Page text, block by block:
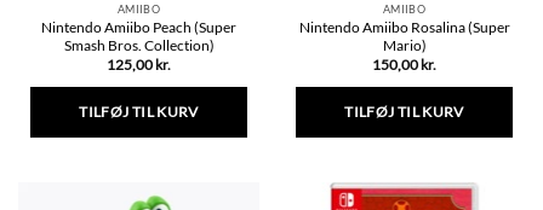
AMIIBO
Nintendo Amiibo Peach (Super
Smash Bros. Collection)
125,00 kr.
TILFØJ TIL KURV
AMIIBO
Nintendo Amiibo Rosalina (Super
Mario)
150,00 kr.
TILFØJ TIL KURV